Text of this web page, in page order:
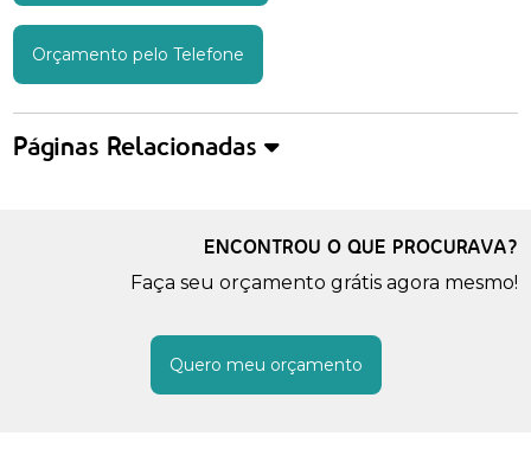
Orçamento pelo Telefone
Páginas Relacionadas
ENCONTROU O QUE PROCURAVA?
Faça seu orçamento grátis agora mesmo!
Quero meu orçamento